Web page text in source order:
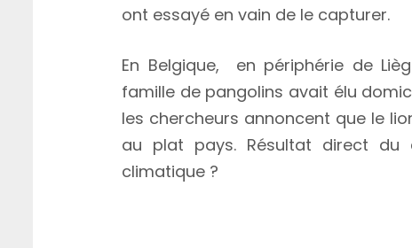
ont essayé en vain de le capturer.
En Belgique, en périphérie de
famille de pangolins avait élu
les chercheurs annoncent que le
au plat pays. Résultat direct du
climatique ?